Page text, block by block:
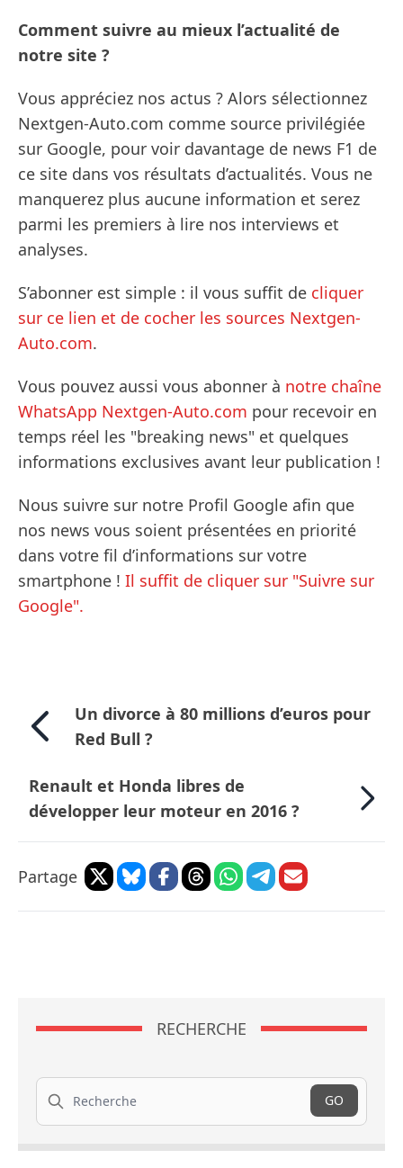
Comment suivre au mieux l’actualité de
notre site ?
Vous appréciez nos actus ? Alors sélectionnez
Nextgen-Auto.com comme source privilégiée
sur Google, pour voir davantage de news F1 de
ce site dans vos résultats d’actualités. Vous ne
manquerez plus aucune information et serez
parmi les premiers à lire nos interviews et
analyses.
S’abonner est simple : il vous suffit de cliquer
sur ce lien et de cocher les sources Nextgen-
Auto.com.
Vous pouvez aussi vous abonner à notre chaîne
WhatsApp Nextgen-Auto.com pour recevoir en
temps réel les "breaking news" et quelques
informations exclusives avant leur publication !
Nous suivre sur notre Profil Google afin que
nos news vous soient présentées en priorité
dans votre fil d’informations sur votre
smartphone ! Il suffit de cliquer sur "Suivre sur
Google".
Un divorce à 80 millions d’euros pour
Red Bull ?
Renault et Honda libres de
développer leur moteur en 2016 ?
Partage
RECHERCHE
Recherche
GO